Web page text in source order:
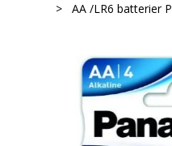
AA /LR6 batterier